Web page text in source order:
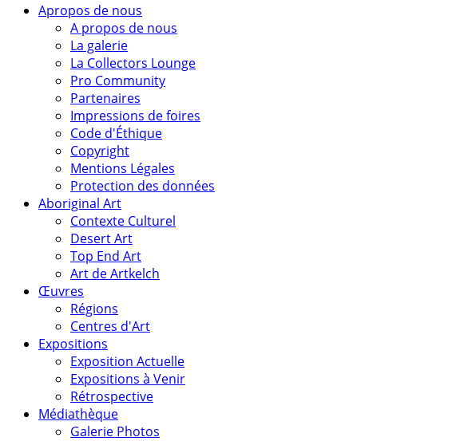
Apropos de nous
A propos de nous
La galerie
La Collectors Lounge
Pro Community
Partenaires
Impressions de foires
Code d'Éthique
Copyright
Mentions Légales
Protection des données
Aboriginal Art
Contexte Culturel
Desert Art
Top End Art
Art de Artkelch
Œuvres
Régions
Centres d'Art
Expositions
Exposition Actuelle
Expositions à Venir
Rétrospective
Médiathèque
Galerie Photos